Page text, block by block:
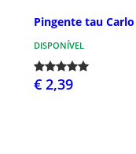
Pingente tau
DISPONÍVEL
€ 2,39